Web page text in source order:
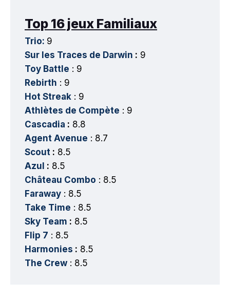
Top 16 jeux Familiaux
Trio: 9
Sur les Traces de Darwin : 9
Toy Battle : 9
Rebirth : 9
Hot Streak : 9
Athlètes de Compète : 9
Cascadia : 8.8
Agent Avenue : 8.7
Scout : 8.5
Azul : 8.5
Château Combo : 8.5
Faraway : 8.5
Take Time : 8.5
Sky Team : 8.5
Flip 7 : 8.5
Harmonies : 8.5
The Crew : 8.5